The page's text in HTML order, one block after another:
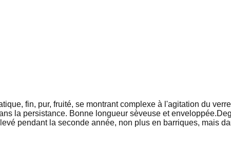
fin, pur, fruité, se montrant complexe à l'agitation du
la persistance. Bonne longueur sèveuse et
pendant la seconde année, non plus en barriques, mais